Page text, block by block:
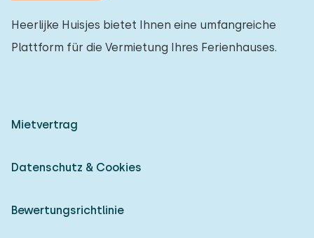
Heerlijke Huisjes bietet Ihnen eine umfangreiche
Plattform für die Vermietung Ihres Ferienhauses.
Mietvertrag
Datenschutz & Cookies
Bewertungsrichtlinie